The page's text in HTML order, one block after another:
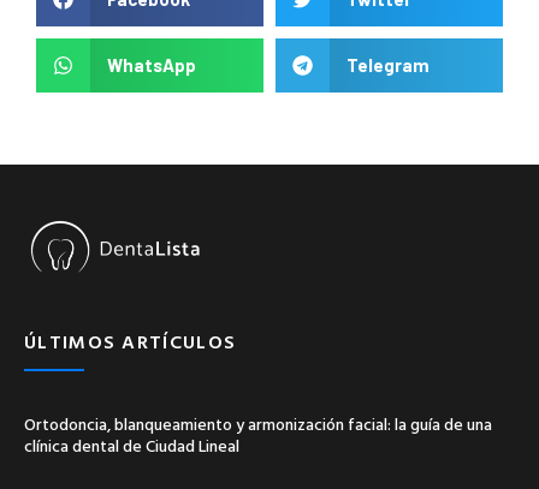
WhatsApp Telegram
ÚLTIMOS ARTÍCULOS
Ortodoncia, blanqueamiento y armonización facial: la guía de una
clínica dental de Ciudad Lineal